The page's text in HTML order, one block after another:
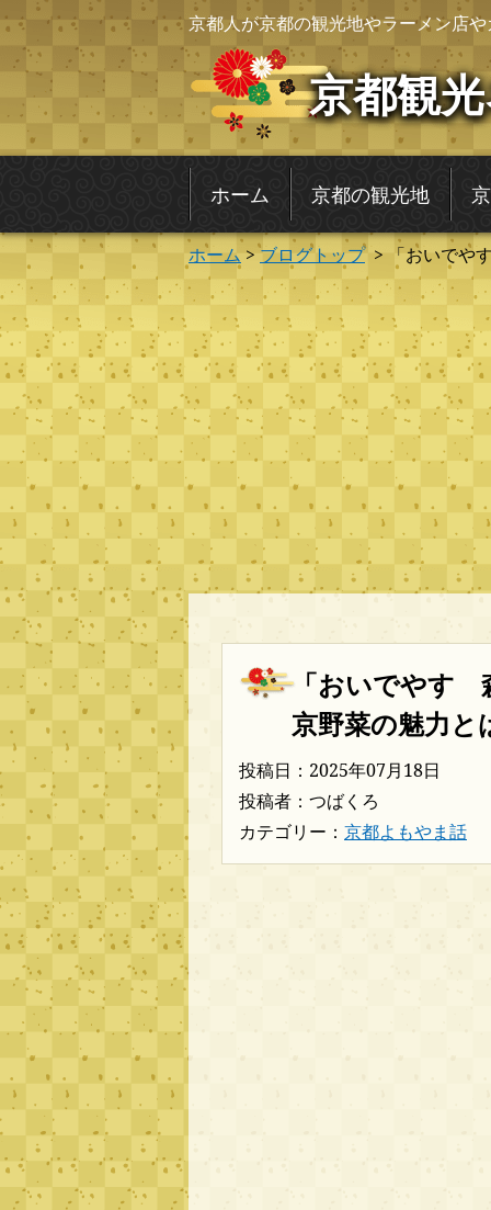
京都人が京都の観光地やラーメン店
京都観
ホーム 京都の観光地
ホーム >ブログトップ> 「おいでや
「おいでやす
京野菜の魅力と
投稿日：2025年07月18日
投稿者：つばくろ
カテゴリー： 京都よもやま話